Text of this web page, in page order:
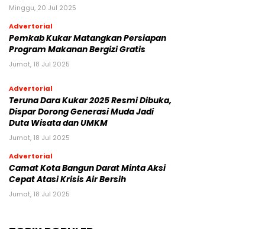
Minggu, 20 Jul 2025
Advertorial
Pemkab Kukar Matangkan Persiapan
Program Makanan Bergizi Gratis
Jumat, 18 Jul 2025
Advertorial
Teruna Dara Kukar 2025 Resmi Dibuka,
Dispar Dorong Generasi Muda Jadi
Duta Wisata dan UMKM
Jumat, 18 Jul 2025
Advertorial
Camat Kota Bangun Darat Minta Aksi
Cepat Atasi Krisis Air Bersih
Jumat, 18 Jul 2025